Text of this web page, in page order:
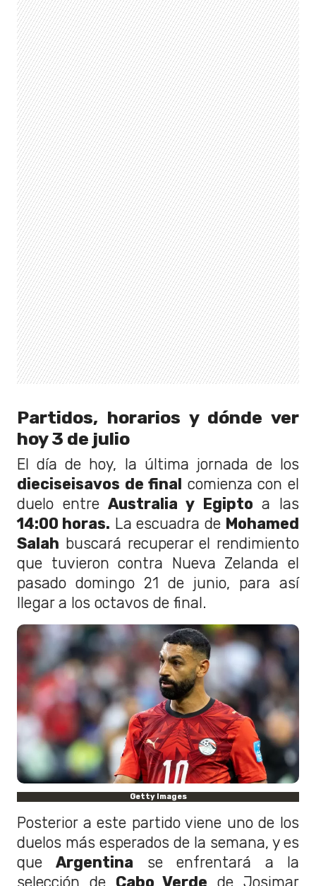
Partidos, horarios y dónde ver
hoy 3 de julio
El día de hoy, la última jornada de los
dieciseisavos de final comienza con el
duelo entreAustralia y Egipto a las
14:00 horas. La escuadra de Mohamed
Salah buscará recuperar el rendimiento
que tuvieron contra Nueva Zelanda el
pasado domingo 21 de junio, para así
llegar a los octavos de final.
Getty Images
Posterior a este partido viene uno de los
duelos más esperados de la semana, y es
queArgentina se enfrentará a la
selección de Cabo Verde de Josimar